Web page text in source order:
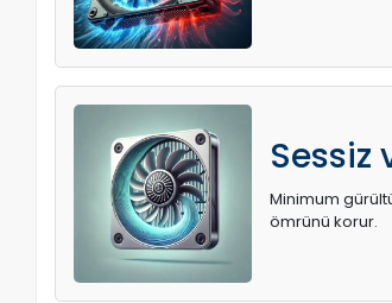
Sessiz
Minimum
ömrünü korur.